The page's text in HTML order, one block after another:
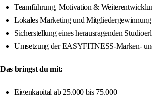
Teamführung, Motivation &
Lokales Marketing und Mitgliedergewinnung
Sicherstellung eines herausragenden
Umsetzung der EASYFITNESS-Marken-
Das bringst du mit:
Eigenkapital ab 25.000 bis 75.000